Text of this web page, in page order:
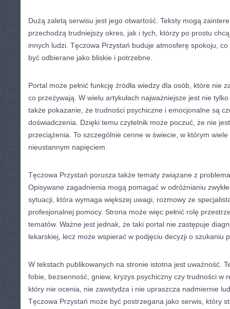
Dużą zaletą serwisu jest jego otwartość. Teksty mogą
przechodzą trudniejszy okres, jak i tych, którzy po prostu
innych ludzi. Tęczowa Przystań buduje atmosferę spokoju,
być odbierane jako bliskie i potrzebne.
Portal może pełnić funkcję źródła wiedzy dla osób, które nie
co przeżywają. W wielu artykułach najważniejsze jest nie
także pokazanie, że trudności psychiczne i emocjonalne są
doświadczenia. Dzięki temu czytelnik może poczuć, że nie
przeciążenia. To szczególnie cenne w świecie, w którym
nieustannym napięciem.
Tęczowa Przystań porusza także tematy związane z
Opisywane zagadnienia mogą pomagać w odróżnianiu
sytuacji, która wymaga większej uwagi, rozmowy ze
profesjonalnej pomocy. Strona może więc pełnić rolę
tematów. Ważne jest jednak, że taki portal nie zastępuje
lekarskiej, lecz może wspierać w podjęciu decyzji o szukaniu
W tekstach publikowanych na stronie istotna jest uważność.
fobie, bezsenność, gniew, kryzys psychiczny czy trudności w
który nie ocenia, nie zawstydza i nie upraszcza nadmiernie
Tęczowa Przystań może być postrzegana jako serwis, który